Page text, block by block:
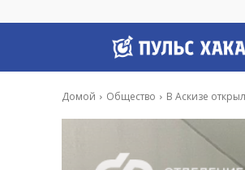
Домой Общество В Аскизе